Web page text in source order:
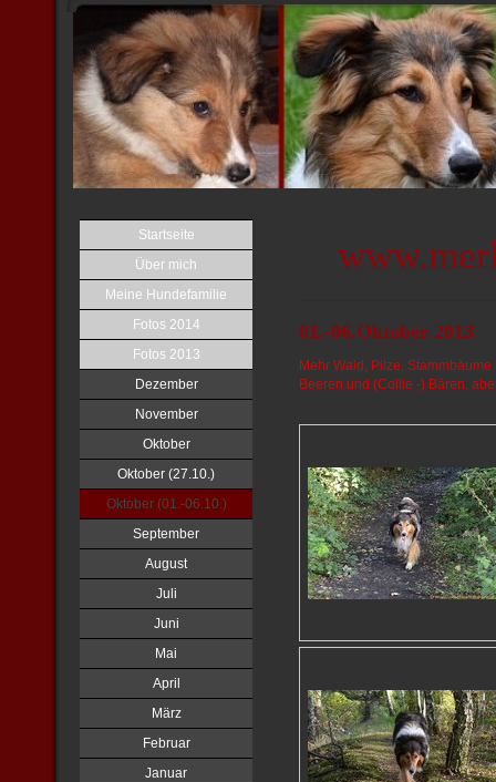
Startseite
Über mich
Meine Hundefamilie
Fotos 2014
Fotos 2013
Dezember
November
Oktober
Oktober (27.10.)
Oktober (01.-06.10.)
September
August
Juli
Juni
Mai
April
März
Februar
Januar
01.-06.Oktober 2013
Mehr Wald, Pilze,
Beeren und (Collie -) Bären,